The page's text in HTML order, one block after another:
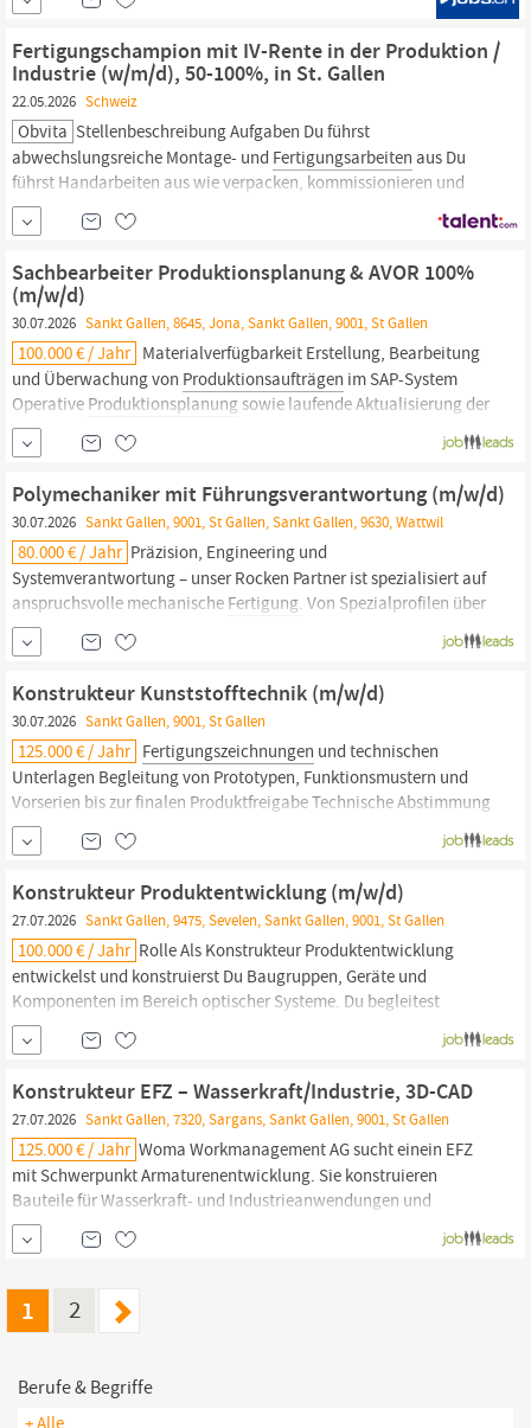
von ungeplanten Reparaturen im
Mitarbeit
Fertigungschampion mit IV-Rente in der Produktion /
Industrie (w/m/d), 50-100%, in St. Gallen
22.05.2026 Schweiz
Obvita Stellenbeschreibung Aufgaben Du führst
abwechslungsreiche Montage- und Fertigungsarbeiten aus Du
führst Handarbeiten aus wie verpacken, kommissionieren und
konfektionieren Du unterstützt dort, wo gerade Hilfe gebraucht
wird Profil Du bist IV-Rentner:in oder befindest dich in der
abwechslungsreiche Arbeit Du...
Sachbearbeiter Produktionsplanung & AVOR 100%
(m/w/d)
30.07.2026 Sankt Gallen, 8645, Jona, Sankt Gallen, 9001, St Gallen
100.000 € / Jahr Materialverfügbarkeit Erstellung, Bearbeitung
und Überwachung von Produktionsaufträgen im SAP-System
Operative Produktionsplanung sowie laufende Aktualisierung der
Feinplanung Enge Zusammenarbeit mit
Chain und weiteren internen Bereichen Stammdatenpflege sowie
Polymechaniker mit Führungsverantwortung (m/w/d)
30.07.2026 Sankt Gallen, 9001, St Gallen, Sankt Gallen, 9630, Wattwil
80.000 € / Jahr Präzision, Engineering und
Systemverantwortung – unser Rocken Partner ist spezialisiert auf
anspruchsvolle mechanische Fertigung. Von Spezialprofilen über
CNC-Komponenten bis hin zu kompletten Baugruppen: Hier
entstehen Lösungen, die höchsten Ansprüchen gerecht werden.
Das Leistungsspektrum reicht von der Beratung
Konstrukteur Kunststofftechnik (m/w/d)
30.07.2026 Sankt Gallen, 9001, St Gallen
125.000 € / Jahr Fertigungszeichnungen und technischen
Unterlagen Begleitung von Prototypen, Funktionsmustern und
Vorserien bis zur finalen Produktfreigabe Technische Abstimmung
mit Projektmanagement,
externen Kunden und Lieferanten Optimierung bestehender
Konstrukteur Produktentwicklung (m/w/d)
27.07.2026 Sankt Gallen, 9475, Sevelen, Sankt Gallen, 9001, St Gallen
100.000 € / Jahr Rolle Als Konstrukteur Produktentwicklung
entwickelst und konstruierst Du Baugruppen, Geräte und
Komponenten im Bereich optischer Systeme. Du begleitest
Produkte von der Konzeptphase bis zur
unterstützt den Prototypenbau und arbeitest eng mit
Produktion,
Lieferanten und Kunden zusammen. Lohn CHF85 000 - 95 000...
Konstrukteur EFZ – Wasserkraft/Industrie, 3D-CAD
27.07.2026 Sankt Gallen, 7320, Sargans, Sankt Gallen, 9001, St Gallen
125.000 € / Jahr Woma Workmanagement AG sucht einein EFZ
mit Schwerpunkt Armaturenentwicklung. Sie konstruieren
Bauteile für Wasserkraft- und Industrieanwendungen und
erstellen
Fertigungsunterlagen
wie Zeichnungen, Stücklisten und
Dokumentationen. Sie arbeiten eng mit der Projektleitung, AVOR
1 2
Berufe & Begriffe
+ Alle